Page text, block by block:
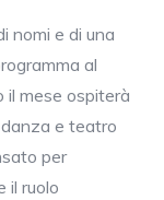
nomi e di una
al
il mese ospiterà
e teatro
per
il ruolo